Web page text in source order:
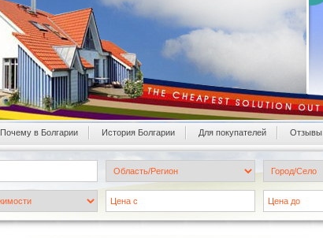
Почему в Болгарии История Болгарии Для покупателей Oтзывы